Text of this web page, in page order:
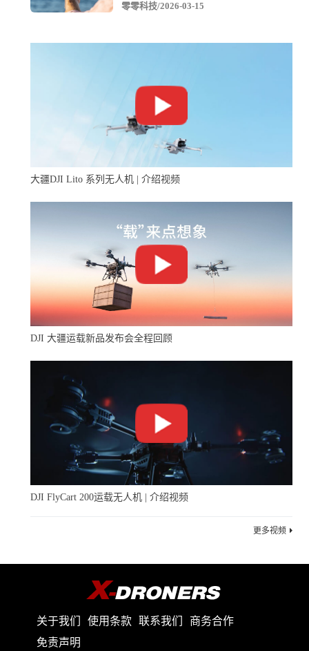
出允许视线之外飞行的监管体系。
新概念和框架可能到明年一季度才会对外公开。
监管部门还需要制定有关无人机夜间飞行、飞机识别
系统方面的规定。这些规则正式推出可能要到2020年之
后。据报道，根据国会的要求，监管部门需要在明年之内
推出有关允许无人机快递业务的监管规则。
除了监管政策障碍之外，无人机送外卖或快递还面临
技术挑战，比如如何让一架无人机准确在某个消费者的家
门口或院子内着陆，另外恶劣天气也会阻止外卖无人机起
其他互联网公司的无人机计划也不同程度遭遇了困
2013年，亚马逊掌门人贝索斯曾表示，四到五年内将
谷歌公司在2014年因为技术问题取消了无人机设计方
案，随后又发生了团队人事变动。直到今年，谷歌才开始
采用最新款的无人机在弗吉尼亚州测试无人机送冰激凌的
零零科技/2026-03-15
大疆DJI Lito 系列无人机 | 介绍视频
DJI 大疆运载新品发布会全程回顾
DJI FlyCart 200运载无人机 | 介绍视频
更多视频
关于我们 使用条款 联系我们
商务合作
免责声明